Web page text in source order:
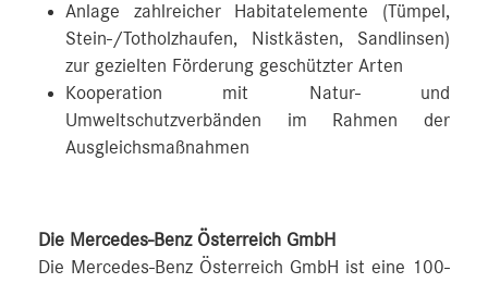
Anlage zahlreicher Habitatelemente (Tümpel,
Stein-/Totholzhaufen, Nistkästen, Sandlinsen)
zur gezielten Förderung geschützter Arten
Kooperation mit Natur- und
Umweltschutzverbänden im Rahmen der
Ausgleichsmaßnahmen
Die Mercedes-Benz Österreich GmbH
Die Mercedes-Benz Österreich GmbH ist eine 100-